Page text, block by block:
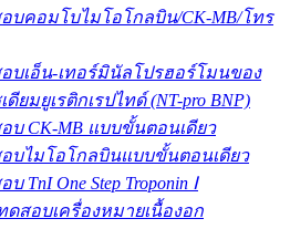
บคอมโบไมโอโกลบิน/CK-MB/โทร
บเอ็น-เทอร์มินัลโปรฮอร์โมนของ
ดียมยูเรติกเรปไทด์ (NT-pro BNP)
บ CK-MB แบบขั้นตอนเดียว
บไมโอโกลบินแบบขั้นตอนเดียว
TnI One Step Troponin Ⅰ
ดสอบเครื่องหมายเนื้องอก